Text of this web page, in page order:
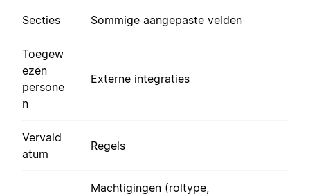
Secties Sommige aangepaste velden
Toegew
ezen
persone
n
Externe integraties
Vervald
atum
Regels
Machtigingen (roltype,